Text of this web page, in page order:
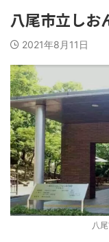
八尾市立しお
2021年8月11日
八